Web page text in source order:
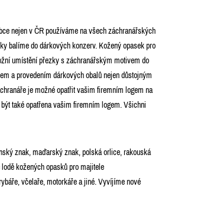
nejen v ČR používáme na všech záchranářských
balíme do dárkových konzerv. Kožený opasek pro
umístění přezky s záchranářským motivem do
a provedením dárkových obalů nejen důstojným
je možné opatřit vašim firemním logem na
také opatřena vašim firemním logem. Všichni
znak, maďarský znak, polská orlice, rakouská
kožených opasků pro majitele
včelaře, motorkáře a jiné. Vyvíjíme nové